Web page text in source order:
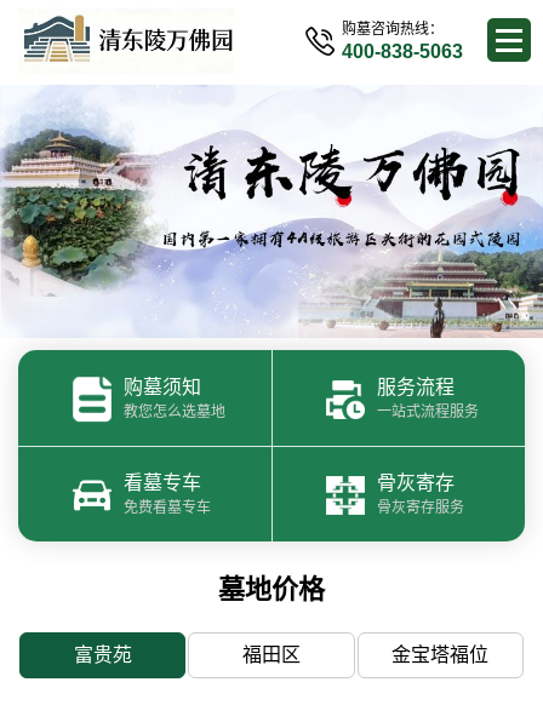
购墓咨询热线：
400-838-5063
购墓须知
教您怎么选墓地
服务流程
一站式流程服务
看墓专车
免费看墓专车
骨灰寄存
骨灰寄存服务
墓地价格
富贵苑 福田区 金宝塔福位